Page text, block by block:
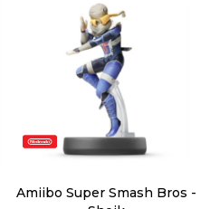
Amiibo Super Smash Bros -